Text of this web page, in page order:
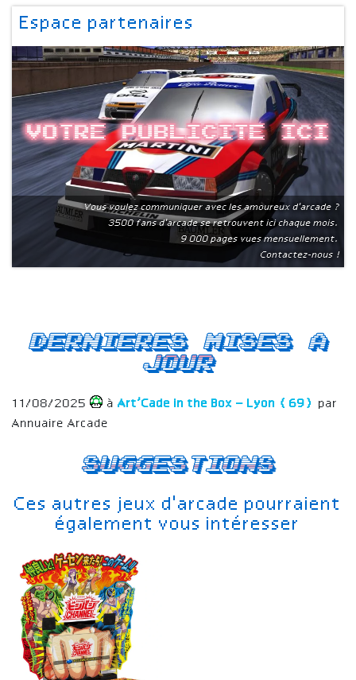
Espace partenaires
Votre publicite ici
Vous voulez communiquer avec les amoureux d'arcade ?
3500 fans d'arcade se retrouvent ici chaque mois.
9 000 pages vues mensuellement.
Contactez-nous !
Suggestions
Ces autres jeux d'arcade pourraient
également vous intéresser
Dernieres mises a
jour
11/08/2025 à Art’Cade in the Box – Lyon (69)
par
Annuaire Arcade